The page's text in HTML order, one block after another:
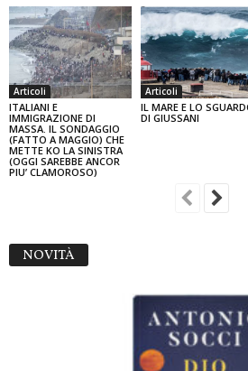
Articoli
ITALIANI E
IMMIGRAZIONE DI
MASSA. IL SONDAGGIO
(FATTO A MAGGIO) CHE
METTE KO LA SINISTRA
(OGGI SAREBBE ANCOR
PIU’ CLAMOROSO)
Articoli
IL MARE E LO
DI GIUSSANI
NOVITÀ